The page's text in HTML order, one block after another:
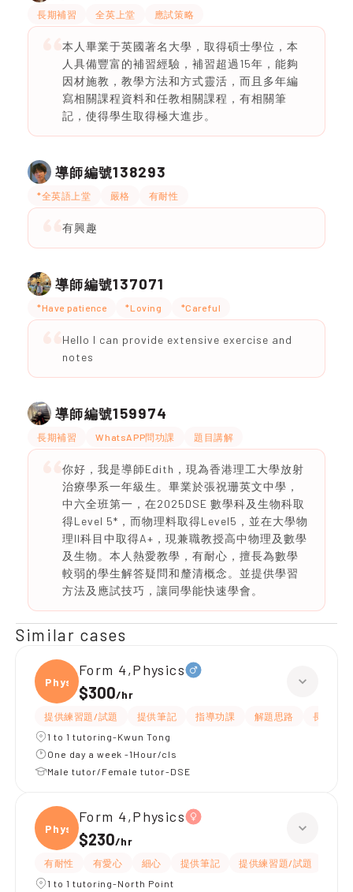
長期補習 全英上堂 應試策略
本人畢業于英國著名大學，取得碩士學位，本
人具備豐富的補習經驗，補習超過15年，能夠
因材施教，教學方法和方式靈活，而且多年編
寫相關課程資料和任教相關課程，有相關筆
記，使得學生取得極大進步。
導師編號138293
*全英語上堂 嚴格 有耐性
有興趣
導師編號137071
*Have patience *Loving *Careful
Hello I can provide extensive exercise and
notes
導師編號159974
長期補習 WhatsAPP問功課 題目講解
你好，我是導師Edith，現為香港理工大學放射
治療學系一年級生。畢業於張祝珊英文中學，
中六全班第一，在2025DSE 數學科及生物科取
得Level 5*，而物理料取得Level5，並在大學物
理II科目中取得A+，現兼職教授高中物理及數學
及生物。本人熱愛教學，有耐心，擅長為數學
較弱的學生解答疑問和釐清概念。並提供學習
方法及應試技巧，讓同學能快速學會。
Similar cases
Physi
Form 4,Physics
$300/hr
提供練習題/試題 提供筆記 指導功課 解題思路
長期補習
1 to 1 tutoring-Kwun Tong
One day a week -1Hour/cls
Male tutor/Female tutor-DSE
Physi
Form 4,Physics
$230/hr
有耐性 有愛心 細心 提供筆記 提供練習題/試題
1 to 1 tutoring-North Point